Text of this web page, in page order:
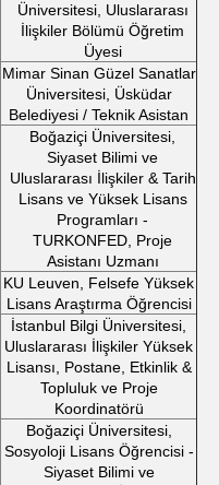
Üniversitesi, Uluslararası
İlişkiler Bölümü Öğretim
Üyesi
Mimar Sinan Güzel Sanatlar
Üniversitesi, Üsküdar
Belediyesi / Teknik Asistan
Boğaziçi Üniversitesi,
Siyaset Bilimi ve
Uluslararası İlişkiler & Tarih
Lisans ve Yüksek Lisans
Programları -
TURKONFED, Proje
Asistanı Uzmanı
KU Leuven, Felsefe Yüksek
Lisans Araştırma Öğrencisi
İstanbul Bilgi Üniversitesi,
Uluslararası İlişkiler Yüksek
Lisansı, Postane, Etkinlik &
Topluluk ve Proje
Koordinatörü
Boğaziçi Üniversitesi,
Sosyoloji Lisans Öğrencisi -
Siyaset Bilimi ve